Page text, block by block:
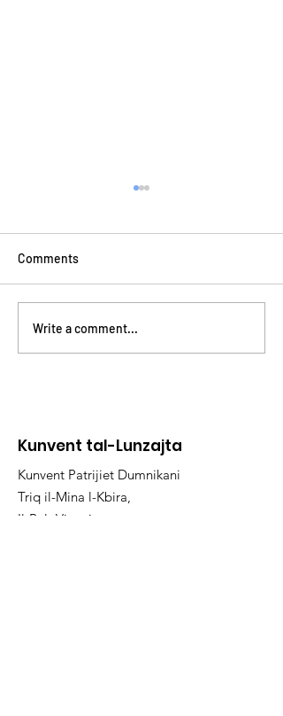
Avviżi 27 – 28 ta’ Mejju
2023
Comments
Write a comment...
Kunvent tal-Lunzajta
Kunvent Patrijiet Dumnikani
Triq il-Mina l-Kbira,
Il-Belt Vittoriosa